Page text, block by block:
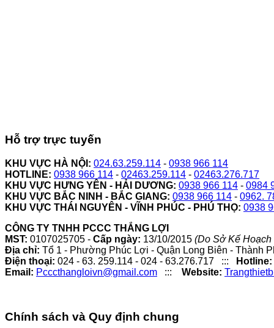
Hỗ trợ trực tuyến
KHU VỰC HÀ NỘI: 024.63.259.114 - 0938 966 114
HOTLINE: 0938 966 114 - 02463.259.114 - 02463.276.717
KHU VỰC HƯNG YÊN - HẢI DƯƠNG: 0938 966 114 - 0984
KHU VỰC BẮC NINH - BẮC GIANG: 0938 966 114 - 0962.
KHU VỰC THÁI NGUYÊN - VĨNH PHÚC - PHÚ THỌ: 0938
CÔNG TY TNHH PCCC THẮNG LỢI
MST: 0107025705 - Cấp ngày: 13/10/2015 (Do Sở Kế
Địa chỉ: Tổ 1 - Phường Phúc Lợi - Quận Long Biên - Thành
Điện thoại: 024 - 63. 259.114 - 024 - 63.276.717 ::: Hotline:
Email: Pcccthangloivn@gmail.com ::: Website:
Chính sách và Quy định chung